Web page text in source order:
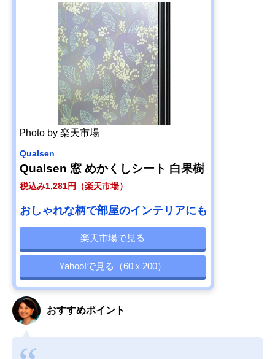
Photo by 楽天市場
Qualsen
Qualsen 窓 めかくしシート 白果樹
税込み1,281円（楽天市場）
おしゃれな柄で部屋のインテリアにも
楽天市場で見る
Yahoo!で見る（60ｘ200）
おすすめポイント